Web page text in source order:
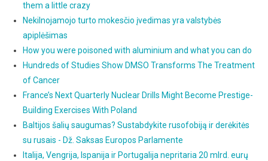
them a little crazy
Nekilnojamojo turto mokesčio įvedimas yra valstybės
apiplėšimas
How you were poisoned with aluminium and what you can do
Hundreds of Studies Show DMSO Transforms The Treatment
of Cancer
France’s Next Quarterly Nuclear Drills Might Become Prestige-
Building Exercises With Poland
Baltijos šalių saugumas? Sustabdykite rusofobiją ir derėkitės
su rusais - Dž. Saksas Europos Parlamente
Italija, Vengrija, Ispanija ir Portugalija nepritaria 20 mlrd. eurų